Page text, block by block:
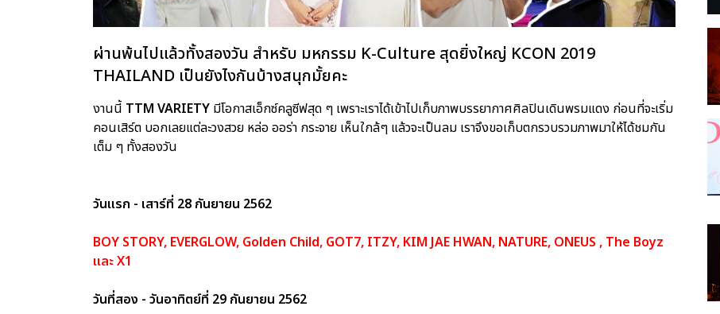
ผ่านพ้นไปแล้วทั้งสองวัน สำหรับ มหกรรม K-Culture สุดยิ่งใหญ่ KCON 2019
THAILAND เป็นยังไงกันบ้างสนุกมั้ยคะ
งานนี้ TTM VARIETY มีโอกาสเอ็กซ์คลูซีฟสุด ๆ เพราะเราได้เข้าไปเก็บภาพบรรยากาศศิลปินเดินพรมแดง ก่อนที่จะเริ่ม
คอนเสิร์ต บอกเลยแต่ละวงสวย หล่อ ออร่า กระจาย เห็นใกล้ๆ แล้วจะเป็นลม เราจึงขอเก็บตกรวบรวมภาพมาให้ได้ชมกัน
เต็ม ๆ ทั้งสองวัน
วันแรก - เสาร์ที่ 28 กันยายน 2562
BOY STORY, EVERGLOW, Golden Child, GOT7, ITZY, KIM JAE HWAN, NATURE, ONEUS , The Boyz
และ X1
วันที่สอง - วันอาทิตย์ที่ 29 กันยายน 2562